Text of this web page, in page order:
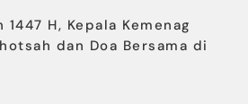
H, Kepala Kemenag
dan Doa Bersama di